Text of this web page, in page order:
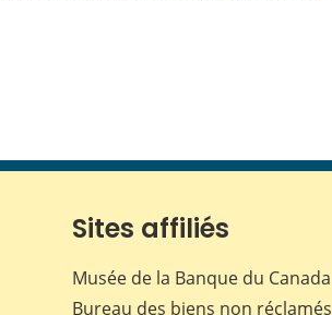
Sites affiliés
Musée de la Banque du Canada
Bureau des biens non réclamés